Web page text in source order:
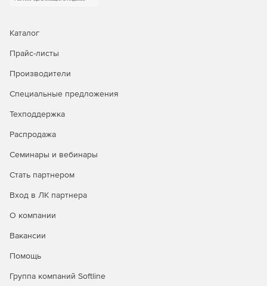
Каталог
Прайс-листы
Производители
Специальные предложения
Техподдержка
Распродажа
Семинары и вебинары
Стать партнером
Вход в ЛК партнера
О компании
Вакансии
Помощь
Группа компаний Softline